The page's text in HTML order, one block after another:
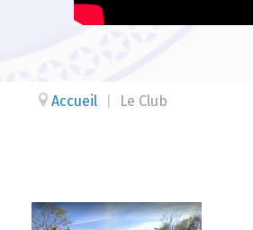
Accueil Le Club